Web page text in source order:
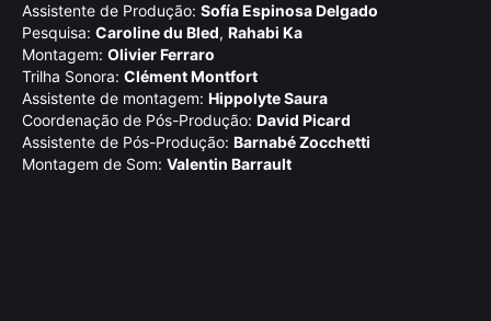
Assistente de Produção: Sofí­a Espinosa Delgado
Pesquisa: Caroline du Bled, Rahabi Ka
Montagem: Olivier Ferraro
Trilha Sonora: Clément Montfort
Assistente de montagem: Hippolyte Saura
Coordenação de Pós-Produção: David Picard
Assistente de Pós-Produção: Barnabé Zocchetti
Montagem de Som: Valentin Barrault